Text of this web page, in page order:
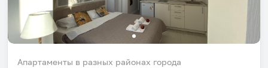
Апартаменты в разных районах города